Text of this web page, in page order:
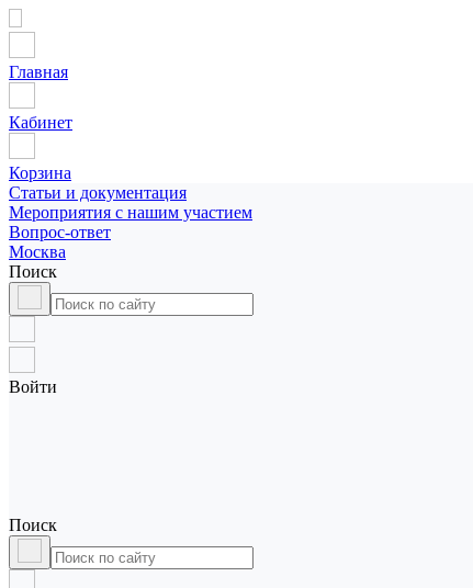
Главная
Кабинет
Корзина
Статьи и документация
Мероприятия с нашим участием
Вопрос-ответ
Москва
Поиск
Войти
Поиск